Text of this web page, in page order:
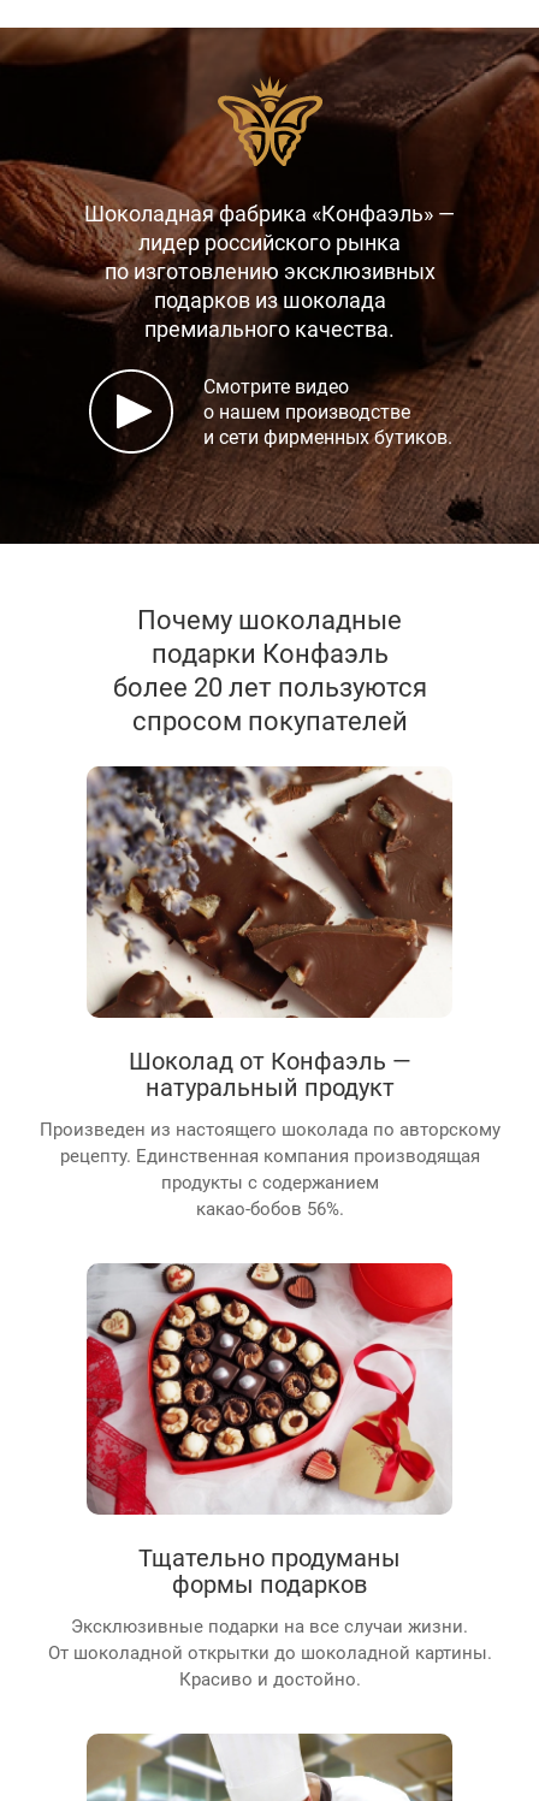
Шоколадная фабрика «Конфаэль» —
лидер российского рынка
по изготовлению эксклюзивных
подарков из шоколада
премиального качества.
Смотрите видео
о нашем производстве
и сети фирменных бутиков.
Почему шоколадные
подарки Конфаэль
более 20 лет пользуются
спросом покупателей
Шоколад от Конфаэль —
натуральный продукт
Произведен из настоящего шоколада по авторскому
рецепту. Единственная компания производящая
продукты с содержанием
какао-бобов 56%.
Тщательно продуманы
формы подарков
Эксклюзивные подарки на все случаи жизни.
От шоколадной открытки до шоколадной картины.
Красиво и достойно.